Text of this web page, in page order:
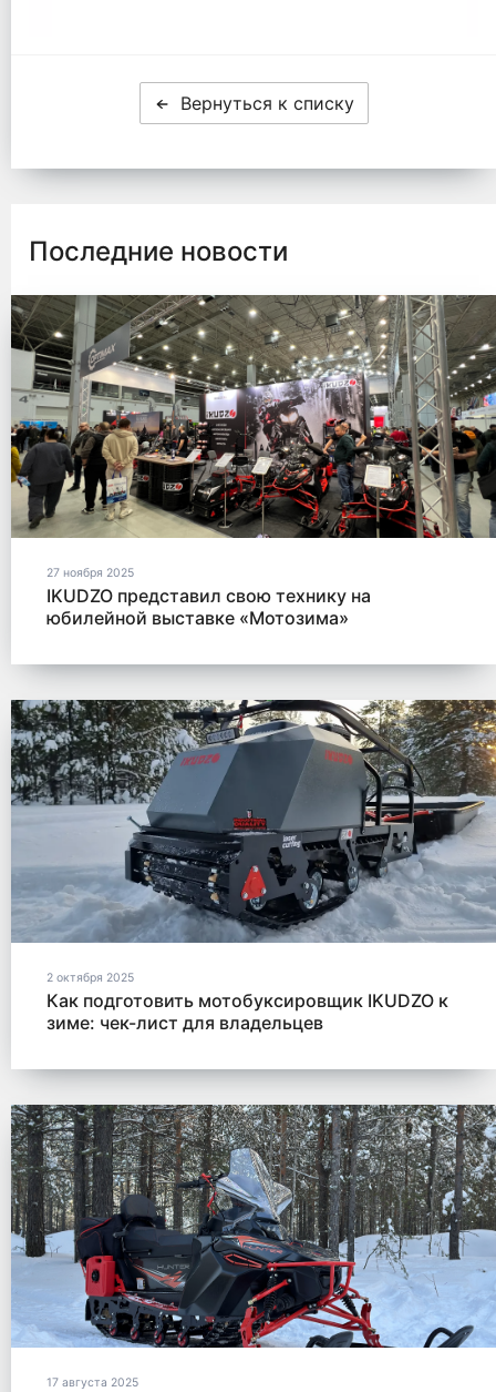
Вернуться к списку
Последние новости
27 ноября 2025
IKUDZO представил свою технику на
юбилейной выставке «Мотозима»
2 октября 2025
Как подготовить мотобуксировщик IKUDZO к
зиме: чек-лист для владельцев
17 августа 2025